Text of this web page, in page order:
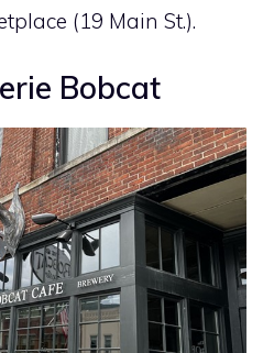
(19 Main St.).
Bobcat